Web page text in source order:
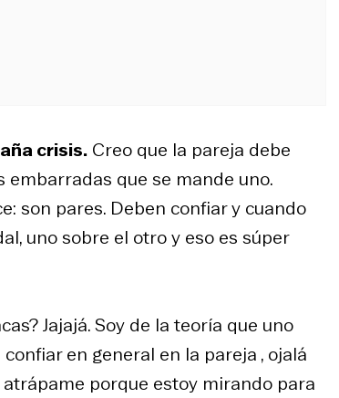
crisis. Creo que la pareja debe
que se mande uno.
son pares. Deben confiar y cuando
uno sobre el otro y eso es súper
Jajajá. Soy de la teoría que uno
en general en la pareja , ojalá
atrápame porque estoy mirando para